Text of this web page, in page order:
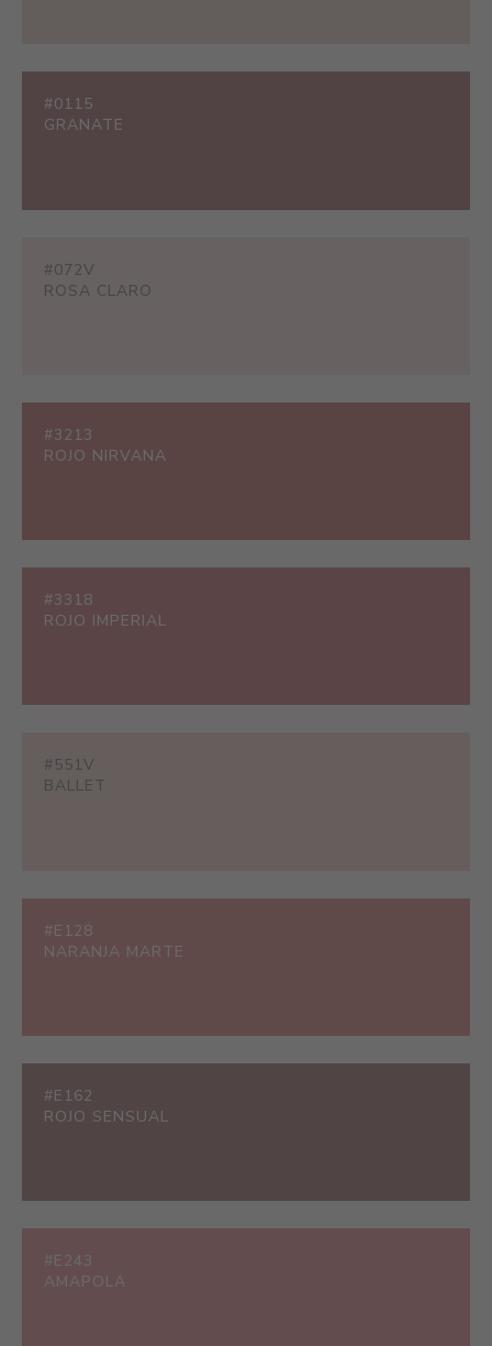
#0115
GRANATE
#072V
ROSA CLARO
#3213
ROJO NIRVANA
#3318
ROJO IMPERIAL
#551V
BALLET
#E128
NARANJA MARTE
#E162
ROJO SENSUAL
#E243
AMAPOLA